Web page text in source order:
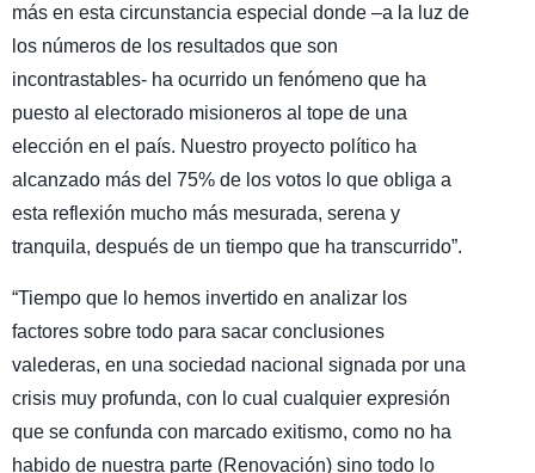
más en esta circunstancia especial donde –a la luz de
los números de los resultados que son
incontrastables- ha ocurrido un fenómeno que ha
puesto al electorado misioneros al tope de una
elección en el país. Nuestro proyecto político ha
alcanzado más del 75% de los votos lo que obliga a
esta reflexión mucho más mesurada, serena y
tranquila, después de un tiempo que ha transcurrido”.
“Tiempo que lo hemos invertido en analizar los
factores sobre todo para sacar conclusiones
valederas, en una sociedad nacional signada por una
crisis muy profunda, con lo cual cualquier expresión
que se confunda con marcado exitismo, como no ha
habido de nuestra parte (Renovación) sino todo lo